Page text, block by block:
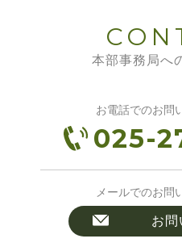
本部事務局へ
お電話でのお問
025-
メールでのお問
お問